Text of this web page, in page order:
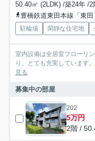
50.40㎡ (2LDK) /築24年 /2
豊橋鉄道東田本線「東
駐輪場 閑静な住宅地
室内設備は全居室フローリ
り、とても充実しています
見る
募集中の部屋
202
5万円
2階 /